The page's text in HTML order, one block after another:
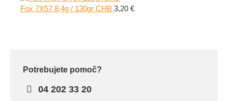
Fox 7X57 8,4g / 130gr CHB 3,20 €
Potrebujete pomoč?
04 202 33 20